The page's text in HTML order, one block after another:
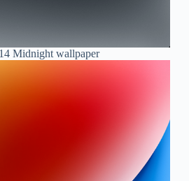
Midnight wallpaper